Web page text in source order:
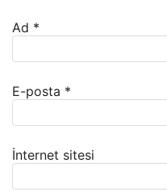
Ad *
E-posta *
İnternet sitesi